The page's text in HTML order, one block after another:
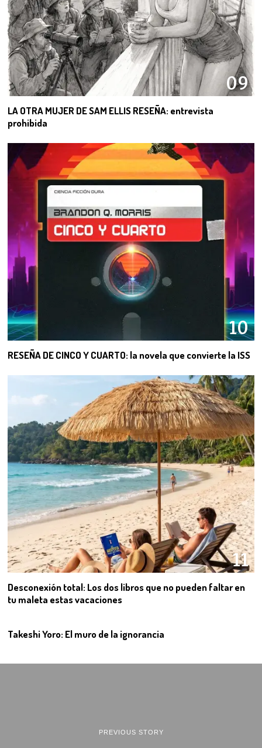
09
LA OTRA MUJER DE SAM ELLIS RESEÑA: entrevista
prohibida
10
RESEÑA DE CINCO Y CUARTO: la novela que convierte la ISS
11
Desconexión total: Los dos libros que no pueden faltar en
tu maleta estas vacaciones
Takeshi Yoro: El muro de la ignorancia
PREVIOUS STORY